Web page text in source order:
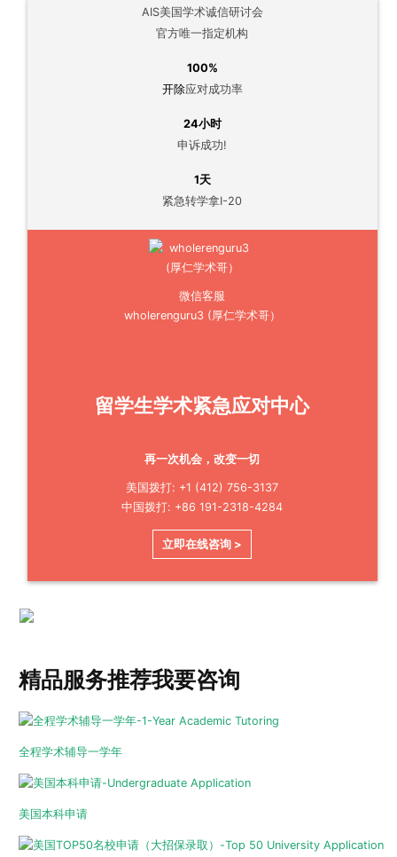
AIS美国学术诚信研讨会
官方唯一指定机构
100%
开除应对成功率
24小时
申诉成功!
1天
紧急转学拿I-20
微信客服
wholerenguru3 (厚仁学术哥）
留学生学术紧急应对中心
再一次机会，改变一切
美国拨打: +1 (412) 756-3137
中国拨打: +86 191-2318-4284
立即在线咨询 >
精品服务推荐我要咨询
全程学术辅导一学年
美国本科申请